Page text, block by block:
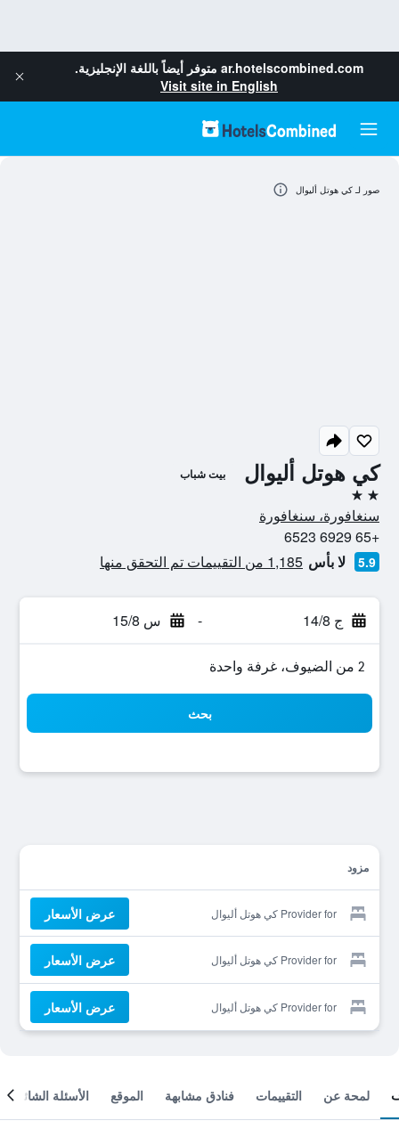
ar.hotelscombined.com متوفر أيضاً باللغة الإنجليزية.
Visit site in English
كي هوتل أليوال بيت شباب
2 نجمتين
سنغافورة، سنغافورة
+65 6929 6523
5.9 لا بأس 1,185 من التقييمات تم التحقق منها
ج 14/8 - س 15/8
2 من الضيوف، غرفة واحدة
بحث
مزود
Provider for كي هوتل أليوال عرض الأسعار
Provider for كي هوتل أليوال عرض الأسعار
Provider for كي هوتل أليوال عرض الأسعار
صور لـ كي هوتل أليوال
لمحة عن التقييمات فنادق مشابهة الموقع الأسئلة الشائعة